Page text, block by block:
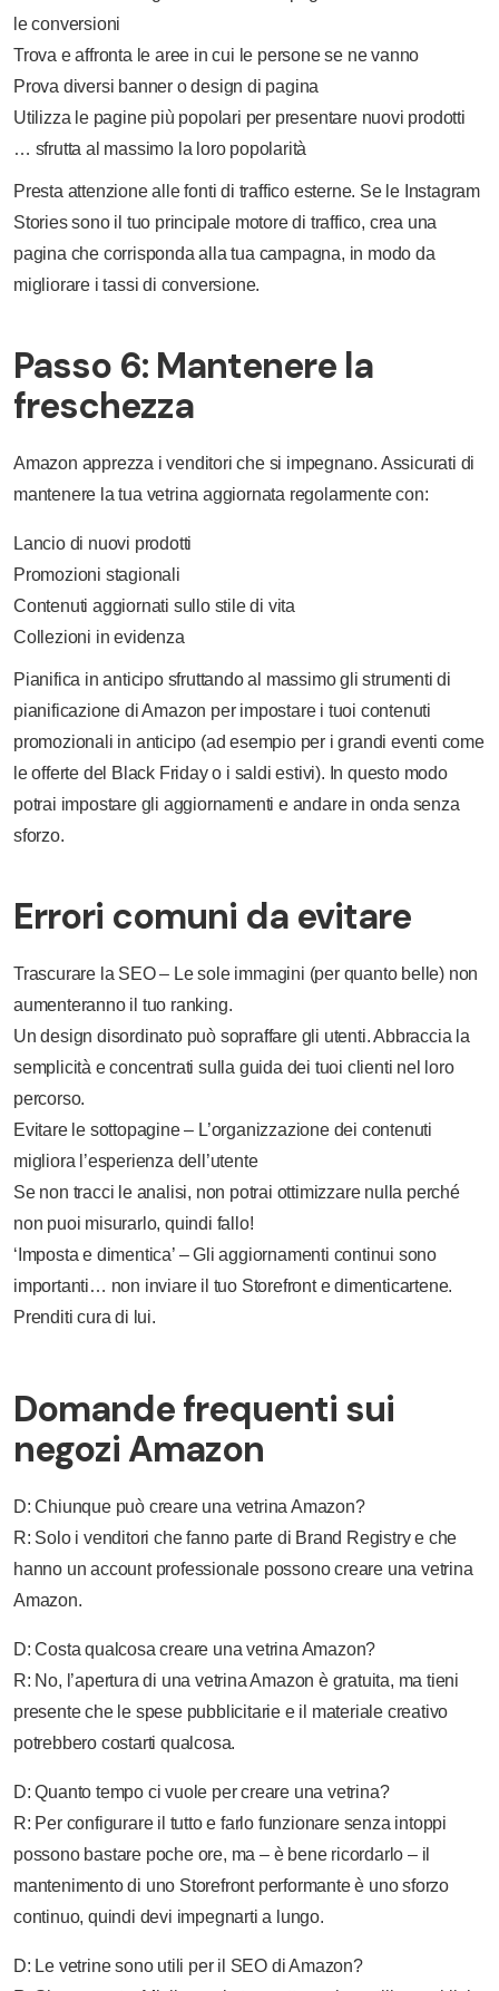
le conversioni
Trova e affronta le aree in cui le persone se ne vanno
Prova diversi banner o design di pagina
Utilizza le pagine più popolari per presentare nuovi prodotti
… sfrutta al massimo la loro popolarità
Presta attenzione alle fonti di traffico esterne. Se le Instagram
Stories sono il tuo principale motore di traffico, crea una
pagina che corrisponda alla tua campagna, in modo da
migliorare i tassi di conversione.
Passo 6: Mantenere la
freschezza
Amazon apprezza i venditori che si impegnano. Assicurati di
mantenere la tua vetrina aggiornata regolarmente con:
Lancio di nuovi prodotti
Promozioni stagionali
Contenuti aggiornati sullo stile di vita
Collezioni in evidenza
Pianifica in anticipo sfruttando al massimo gli strumenti di
pianificazione di Amazon per impostare i tuoi contenuti
promozionali in anticipo (ad esempio per i grandi eventi come
le offerte del Black Friday o i saldi estivi). In questo modo
potrai impostare gli aggiornamenti e andare in onda senza
sforzo.
Errori comuni da evitare
Trascurare la SEO – Le sole immagini (per quanto belle) non
aumenteranno il tuo ranking.
Un design disordinato può sopraffare gli utenti. Abbraccia la
semplicità e concentrati sulla guida dei tuoi clienti nel loro
percorso.
Evitare le sottopagine – L’organizzazione dei contenuti
migliora l’esperienza dell’utente
Se non tracci le analisi, non potrai ottimizzare nulla perché
non puoi misurarlo, quindi fallo!
‘Imposta e dimentica’ – Gli aggiornamenti continui sono
importanti… non inviare il tuo Storefront e dimenticartene.
Prenditi cura di lui.
Domande frequenti sui
negozi Amazon
D: Chiunque può creare una vetrina Amazon?
R: Solo i venditori che fanno parte di Brand Registry e che
hanno un account professionale possono creare una vetrina
Amazon.
D: Costa qualcosa creare una vetrina Amazon?
R: No, l’apertura di una vetrina Amazon è gratuita, ma tieni
presente che le spese pubblicitarie e il materiale creativo
potrebbero costarti qualcosa.
D: Quanto tempo ci vuole per creare una vetrina?
R: Per configurare il tutto e farlo funzionare senza intoppi
possono bastare poche ore, ma – è bene ricordarlo – il
mantenimento di uno Storefront performante è uno sforzo
continuo, quindi devi impegnarti a lungo.
D: Le vetrine sono utili per il SEO di Amazon?